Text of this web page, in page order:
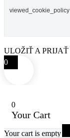
viewed_cookie_policy
ULOŽIŤ A PRIJAŤ
0
0
Your Cart
Your cart is empty